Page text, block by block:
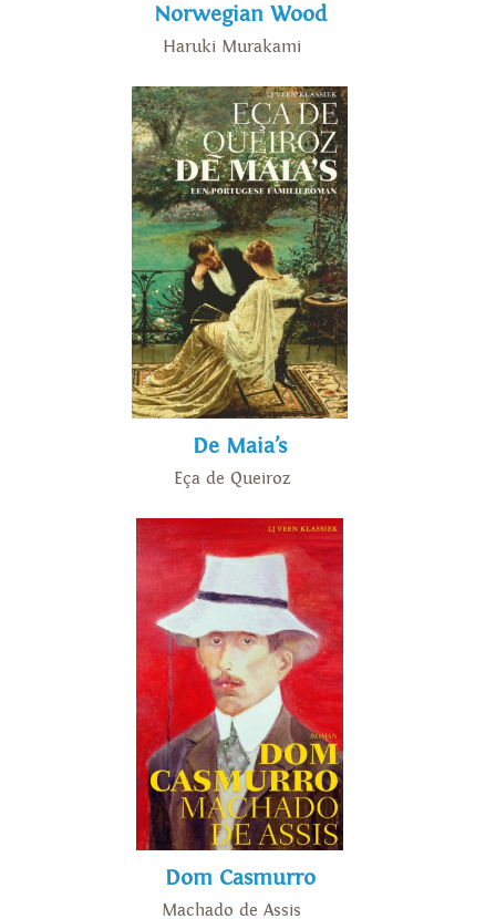
Norwegian Wood
Haruki Murakami
De Maia’s
Eça de Queiroz
Dom Casmurro
Machado de Assis